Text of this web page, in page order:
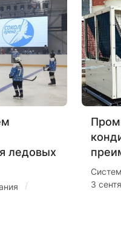
ледовых
/ 3